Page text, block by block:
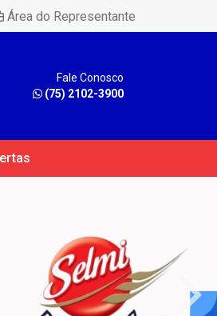
Área do Representante
Fale Conosco
(75) 2102-3900